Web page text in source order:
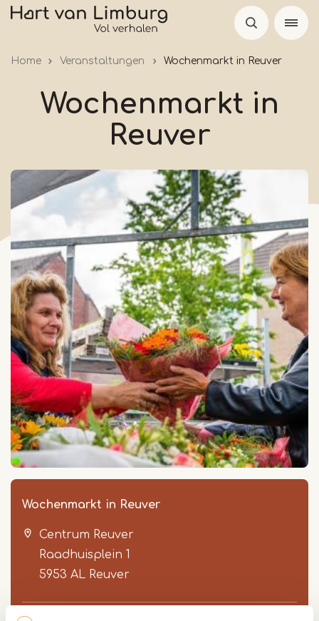
Skip
Home Veranstaltungen Wochenmarkt in Reuver
Wochenmarkt in
Reuver
Wochenmarkt in Reuver
Centrum Reuver
Raadhuisplein 1
5953 AL Reuver